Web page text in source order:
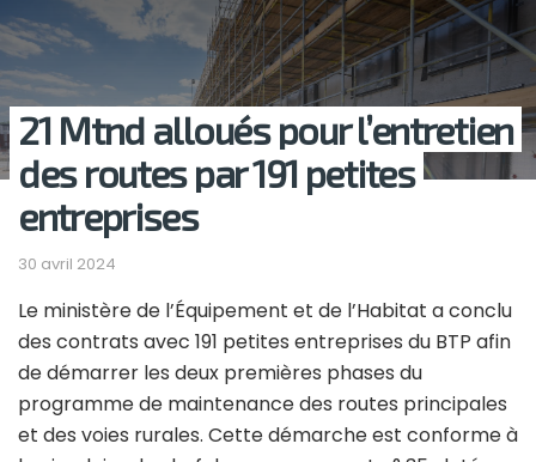
21 Mtnd alloués pour l’entretien
des routes par 191 petites
entreprises
30 avril 2024
Le ministère de l’Équipement et de l’Habitat a conclu
des contrats avec 191 petites entreprises du BTP afin
de démarrer les deux premières phases du
programme de maintenance des routes principales
et des voies rurales. Cette démarche est conforme à